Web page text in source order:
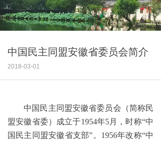
中国民主同盟安徽省委员会简介
2018-03-01
中国民主同盟安徽省委员会（简称民
盟安徽省委）成立于1954年5月，时称“中
国民主同盟安徽省支部”。1956年改称“中